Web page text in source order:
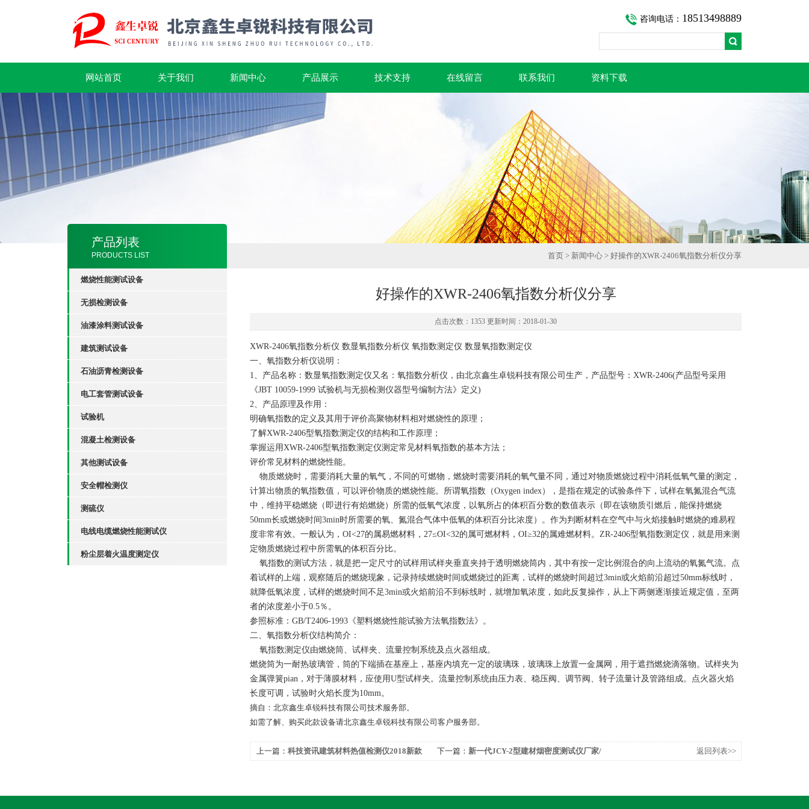
咨询电话： 18513498889
网站首页 关于我们 新闻中心 产品展示 技术支持 在线留言 联系我们 资料下载
产品列表
PRODUCTS LIST
燃烧性能测试设备
无损检测设备
油漆涂料测试设备
建筑测试设备
石油沥青检测设备
电工套管测试设备
试验机
混凝土检测设备
其他测试设备
安全帽检测仪
测硫仪
电线电缆燃烧性能测试仪
粉尘层着火温度测定仪
首页 > 新闻中心 > 好操作的XWR-2406氧指数分析仪分享
好操作的XWR-2406氧指数分析仪分享
点击次数：1353 更新时间：2018-01-30
XWR-2406氧指数分析仪 数显氧指数分析仪 氧指数测定仪 数显氧指数测定仪
一、氧指数分析仪说明：
1、产品名称：数显氧指数测定仪又名：氧指数分析仪，由北京鑫生卓锐科技有限公司生产，产品型号：XWR-2406(产品型号采用
《JBT 10059-1999 试验机与无损检测仪器型号编制方法》定义)
2、产品原理及作用：
明确氧指数的定义及其用于评价高聚物材料相对燃烧性的原理；
了解XWR-2406型氧指数测定仪的结构和工作原理；
掌握运用XWR-2406型氧指数测定仪测定常见材料氧指数的基本方法；
评价常见材料的燃烧性能。
物质燃烧时，需要消耗大量的氧气，不同的可燃物，燃烧时需要消耗的氧气量不同，通过对物质燃烧过程中消耗低氧气量的测定，
计算出物质的氧指数值，可以评价物质的燃烧性能。所谓氧指数（Oxygen index），是指在规定的试验条件下，试样在氧氮混合气流
中，维持平稳燃烧（即进行有焰燃烧）所需的低氧气浓度，以氧所占的体积百分数的数值表示（即在该物质引燃后，能保持燃烧
50mm长或燃烧时间3min时所需要的氧、氮混合气体中低氧的体积百分比浓度）。作为判断材料在空气中与火焰接触时燃烧的难易程
度非常有效。一般认为，OI<27的属易燃材料，27≤OI<32的属可燃材料，OI≥32的属难燃材料。ZR-2406型氧指数测定仪，就是用来测
定物质燃烧过程中所需氧的体积百分比。
氧指数的测试方法，就是把一定尺寸的试样用试样夹垂直夹持于透明燃烧筒内，其中有按一定比例混合的向上流动的氧氮气流。点
着试样的上端，观察随后的燃烧现象，记录持续燃烧时间或燃烧过的距离，试样的燃烧时间超过3min或火焰前沿超过50mm标线时，
就降低氧浓度，试样的燃烧时间不足3min或火焰前沿不到标线时，就增加氧浓度，如此反复操作，从上下两侧逐渐接近规定值，至两
者的浓度差小于0.5％。
参照标准：GB/T2406-1993《塑料燃烧性能试验方法氧指数法》。
二、氧指数分析仪结构简介：
氧指数测定仪由燃烧筒、试样夹、流量控制系统及点火器组成。
燃烧筒为一耐热玻璃管，筒的下端插在基座上，基座内填充一定的玻璃珠，玻璃珠上放置一金属网，用于遮挡燃烧滴落物。试样夹为
金属弹簧pian，对于薄膜材料，应使用U型试样夹。流量控制系统由压力表、稳压阀、调节阀、转子流量计及管路组成。点火器火焰
长度可调，试验时火焰长度为10mm。
摘自：北京鑫生卓锐科技有限公司技术服务部。
如需了解、购买此款设备请北京鑫生卓锐科技有限公司客户服务部。
上一篇： 科技资讯建筑材料热值检测仪2018新款
下一篇： 新一代JCY-2型建材烟密度测试仪厂家/
返回列表>>